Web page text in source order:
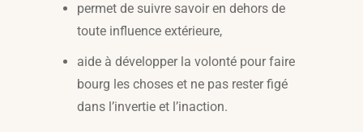
permet de suivre savoir en dehors de
toute influence extérieure,
aide à développer la volonté pour faire
bourg les choses et ne pas rester figé
dans l’invertie et l’inaction.